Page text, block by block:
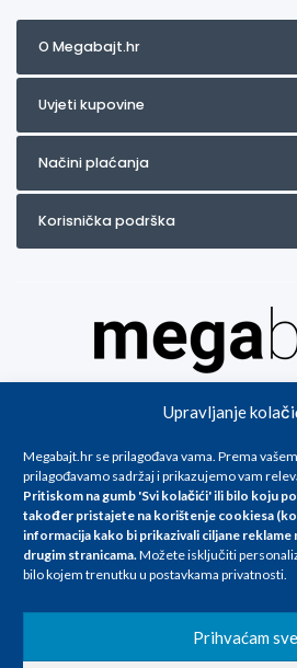
Upravljanje
Megabajt.hr se prilagođava vama. Prema
prilagođavamo sadržaj i prikazujemo vam
Pritiskom na gumb 'Svi kolačići' ili bilo koju
također pristajete na korištenje cookiesa
informacija kako bi prikazivali ciljane reklame
drugim stranicama.Možete isključiti
bilo kojem trenutku u postavkama privatnosti.
Prihvaćam sve
O Megabajt.hr
Uvjeti kupovine
Načini plaćanja
Korisnička podrška
Za artikle kojih trenutno nema u ponudi
info@megabajt.hr. Sve cijene su
promjenama, a
iskazane su za avansno plaćanje(gotovina)
cijene su iskazane isključivo za kupovinu
se razlikovati od cijena u našim
i točniji opis i sliku. Unatoč tome, ne
navedeni podaci
i slike u potpunosti točni. Ne odgovaramo
cijena.